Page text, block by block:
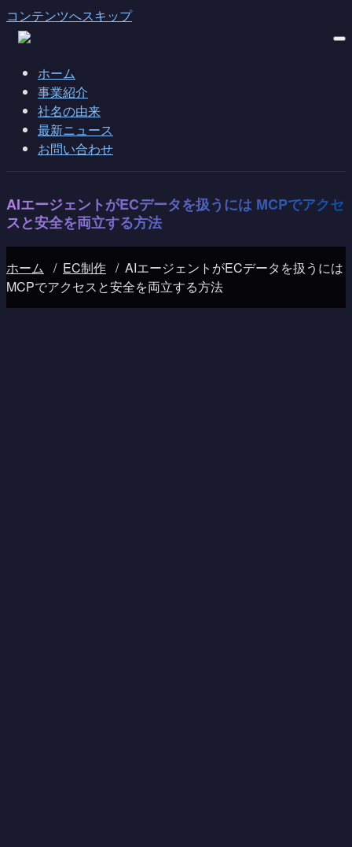
コンテンツへスキップ
ホーム
事業紹介
社名の由来
最新ニュース
お問い合わせ
AIエージェントがECデータを扱うには MCPでアクセ
スと安全を両立する方法
ホーム / EC制作 / AIエージェントがECデータを扱うには
MCPでアクセスと安全を両立する方法